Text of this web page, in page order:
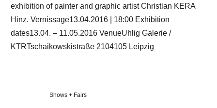
exhibition of painter and graphic artist Christian KERA
Hinz. Vernissage13.04.2016 | 18:00 Exhibition
dates13.04. – 11.05.2016 VenueUhlig Galerie /
KTRTschaikowskistraße 2104105 Leipzig
Veröffentlicht
Shows + Fairs